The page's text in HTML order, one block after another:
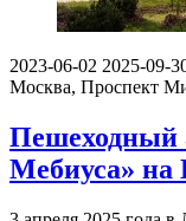
2023-06-02 2025-09-
Москва, Проспект
Пешеходный
Мебиуса»